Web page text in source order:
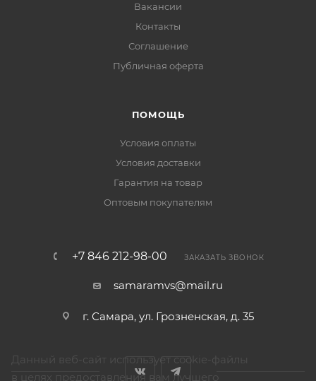
Вакансии
Контакты
Соглашение
Публичная оферта
ПОМОЩЬ
Условия оплаты
Условия доставки
Гарантия на товар
Оптовым покупателям
+7 846 212-98-00 ЗАКАЗАТЬ ЗВОНОК
samaramvs@mail.ru
г. Самара, ул. Грозненская, д. 35
Данный веб-сайт использует cookie-файлы
в целях предоставления вам лучшего